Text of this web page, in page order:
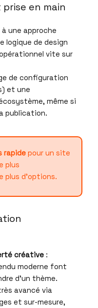
en main
une approche
logique de design
vite sur
de configuration
et une
même si
publication.
rapide pour un site
plus
plus d’options.
créative :
moderne font
d’un thème.
avancé via
et sur-mesure,